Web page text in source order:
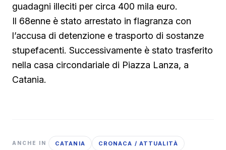
guadagni illeciti per circa 400 mila euro.
Il 68enne è stato arrestato in flagranza con
l’accusa di detenzione e trasporto di sostanze
stupefacenti. Successivamente è stato trasferito
nella casa circondariale di Piazza Lanza, a
Catania.
ANCHE IN CATANIA CRONACA / ATTUALITÀ